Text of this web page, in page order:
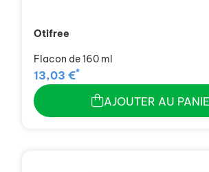
Otifree
Flacon de 160 ml
13,03 €*
AJOUTER AU